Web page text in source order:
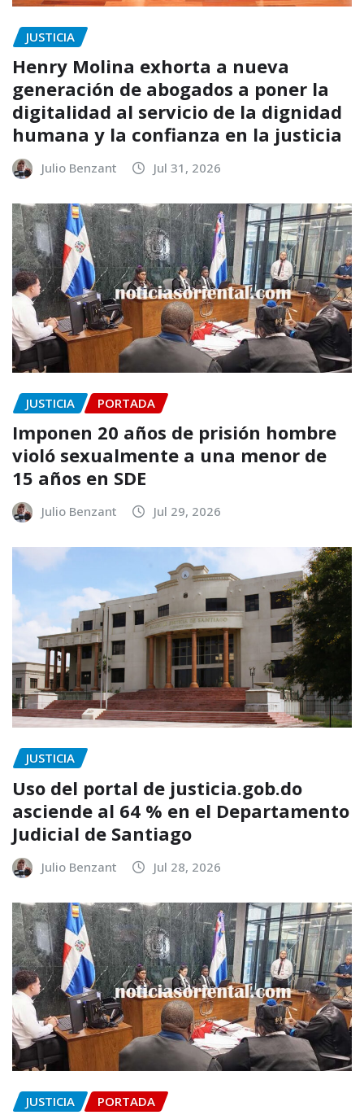
JUSTICIA
Henry Molina exhorta a nueva
generación de abogados a poner la
digitalidad al servicio de la dignidad
humana y la confianza en la justicia
Julio Benzant Jul 31, 2026
JUSTICIA PORTADA
Imponen 20 años de prisión hombre
violó sexualmente a una menor de
15 años en SDE
Julio Benzant Jul 29, 2026
JUSTICIA
Uso del portal de justicia.gob.do
asciende al 64 % en el Departamento
Judicial de Santiago
Julio Benzant Jul 28, 2026
JUSTICIA PORTADA